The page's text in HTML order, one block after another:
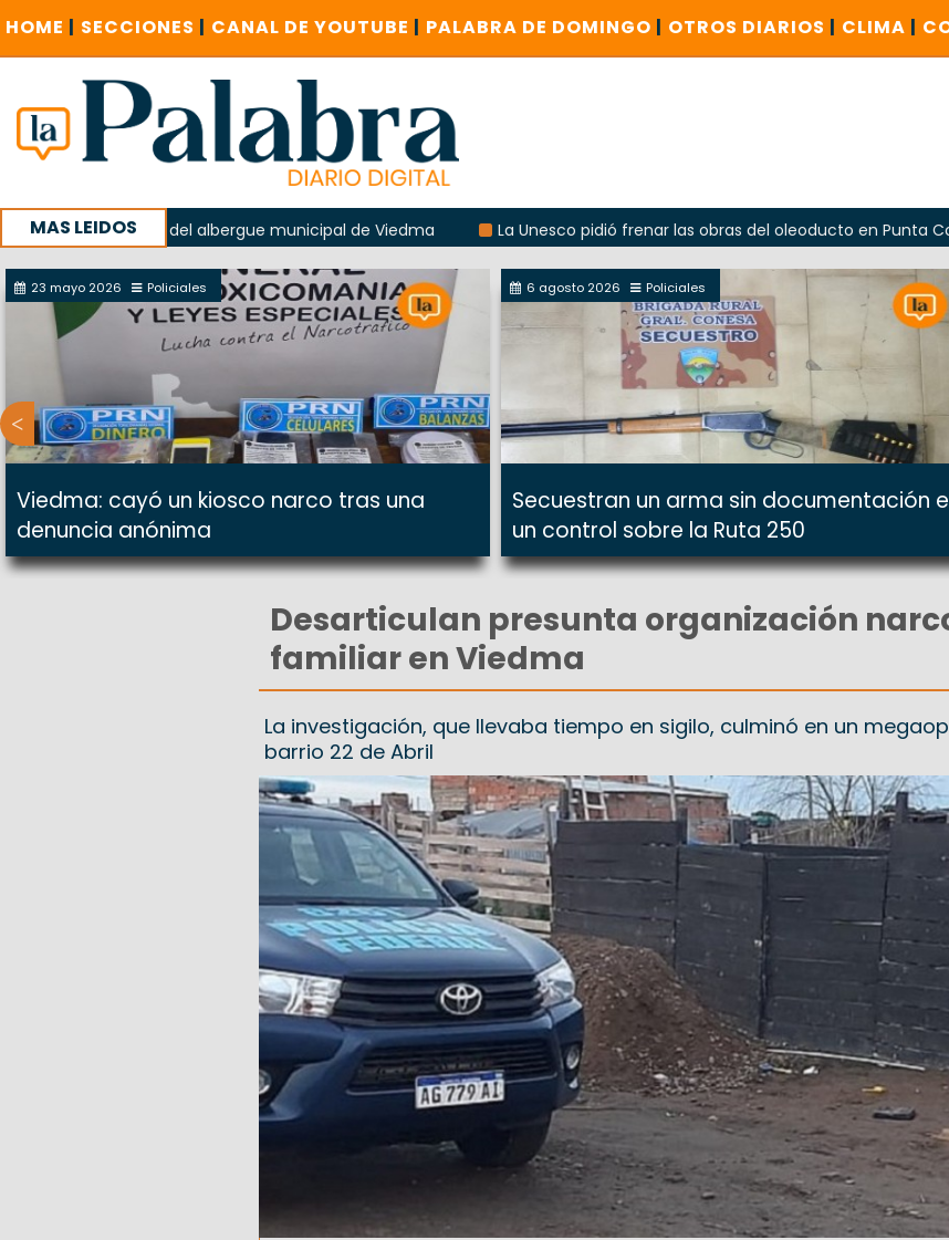
HOME | SECCIONES | CANAL DE YOUTUBE | PALABRA DE DOMINGO | OTROS DIARIOS | CLIMA |
MAS LEIDOS
explosión del albergue municipal de Viedma La Unesco pidió frenar las obras del oleoducto en Punta Colorada
con un encuentro provincial en Roca
23 mayo 2026 Policiales
Viedma: cayó un kiosco narco tras una
denuncia anónima
6 agosto 2026 Policiales
Secuestran un arma sin documentación
un control sobre la Ruta 250
Desarticulan presunta organización
familiar en Viedma
La investigación, que llevaba tiempo en sigilo, culminó en un
barrio 22 de Abril